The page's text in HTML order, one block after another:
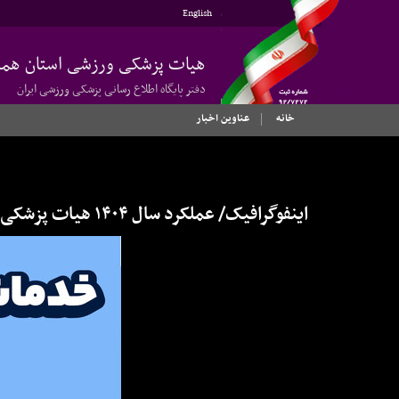
English
هیات پزشکی ورزشی استان
دفتر پایگاه اطلاع رسانی پزشکی ورزشی ایران
خانه عناوین اخبار
اینفوگرافیک/ عملکرد سال ۱۴۰۴ هیات پزشکی ورزشی استان همدان